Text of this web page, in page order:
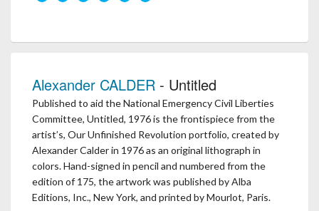
Alexander CALDER - Untitled
Published to aid the National Emergency Civil Liberties
Committee, Untitled, 1976 is the frontispiece from the
artist’s, Our Unfinished Revolution portfolio, created by
Alexander Calder in 1976 as an original lithograph in
colors. Hand-signed in pencil and numbered from the
edition of 175, the artwork was published by Alba
Editions, Inc., New York, and printed by Mourlot, Paris.